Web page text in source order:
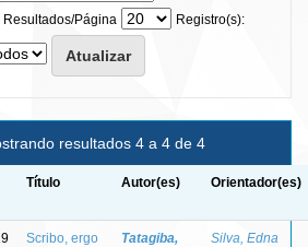
Resultados/Página
Registro(s):
resultados 4 a 4 de 4
Título Autor(es) Orientador(es)
Scribo, ergo
Tatagiba,
Silva, Edna